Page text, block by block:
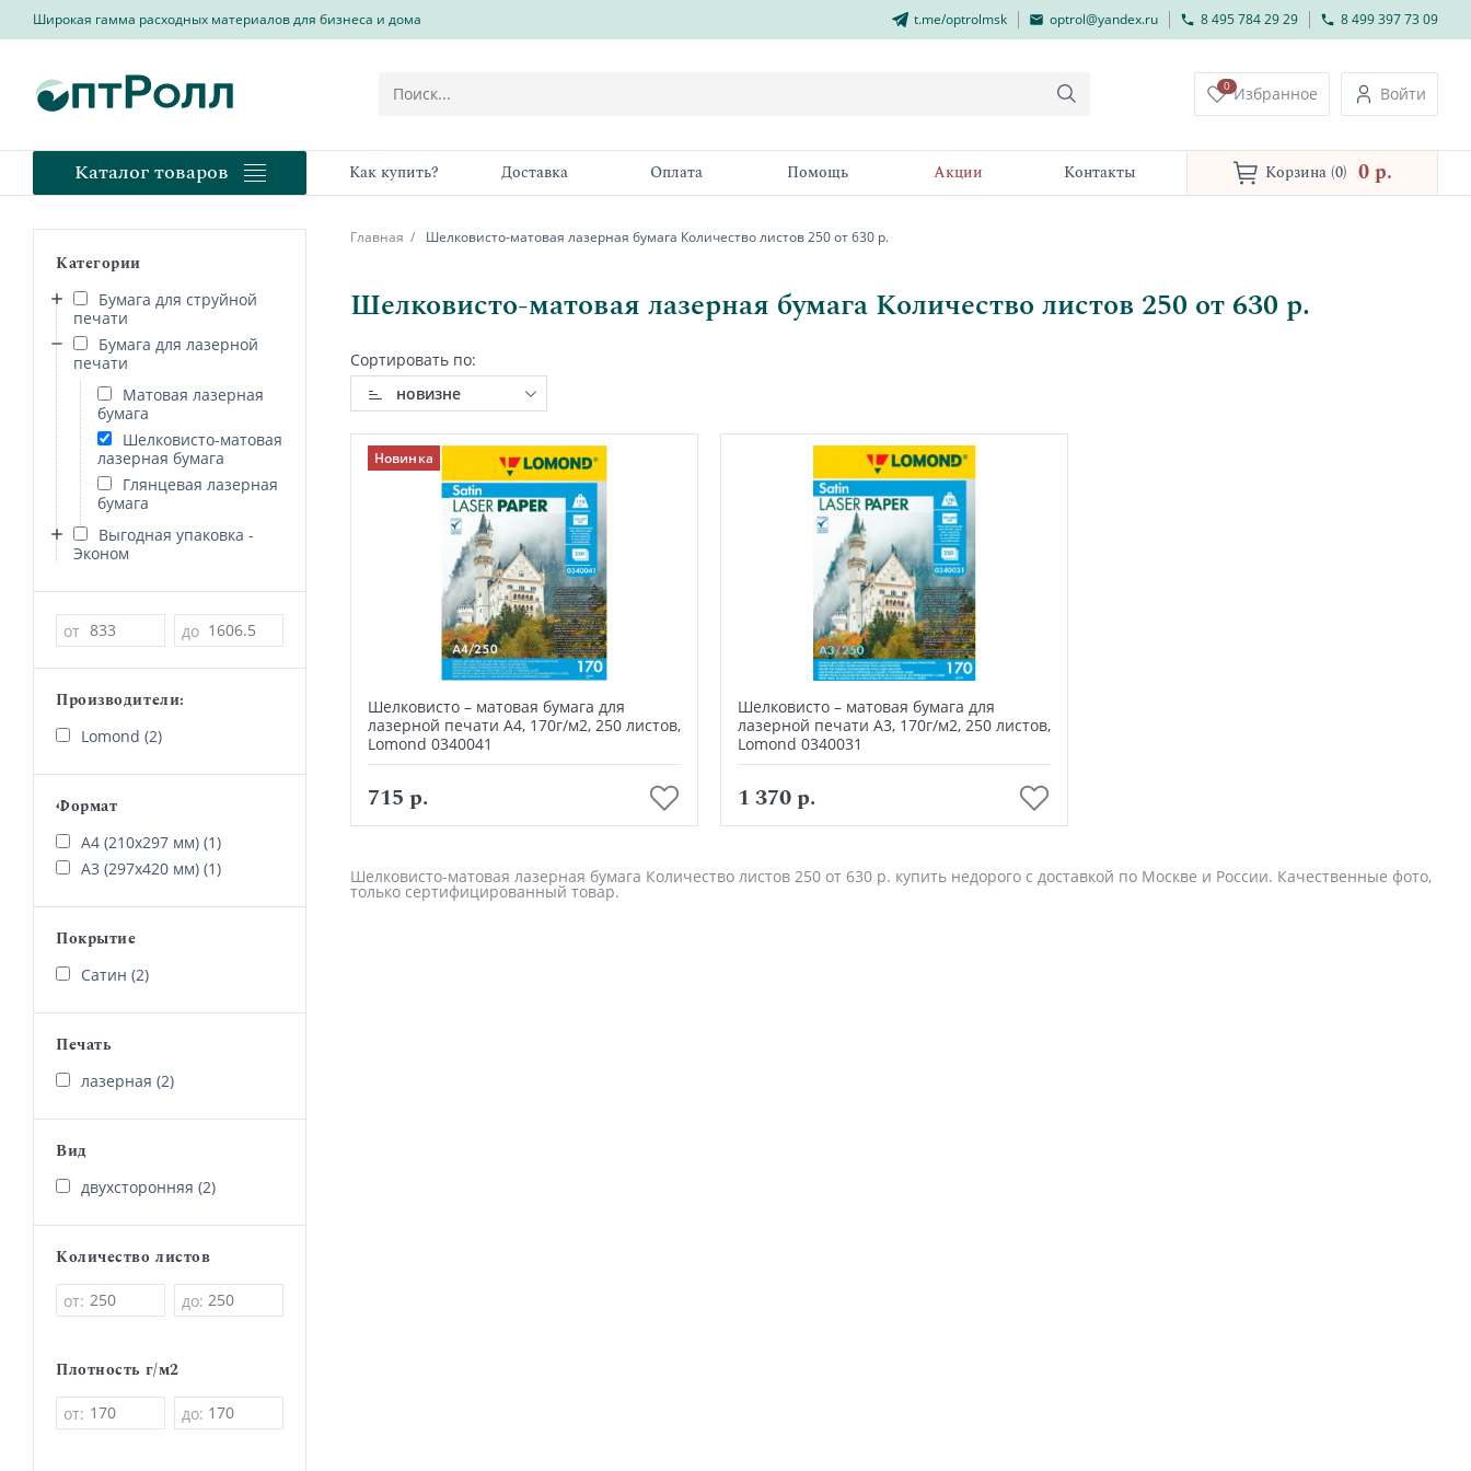
Широкая гамма расходных материалов для бизнеса и дома t.me/optrolmsk optrol@yandex.ru 8 495 784 29 29 8 499 397 73 09
0 Избранное Войти
Каталог товаров Как купить? Доставка Оплата Помощь Акции Контакты Корзина (0) 0 p.
Категории
Бумага для струйной
печати
Бумага для лазерной
печати
Матовая лазерная
бумага
Шелковисто-матовая
лазерная бумага
Глянцевая лазерная
бумага
Выгодная упаковка -
Эконом
Цена
от до
Производители:
Lomond (2)
Формат
А4 (210х297 мм) (1)
А3 (297х420 мм) (1)
Покрытие
Сатин (2)
Печать
лазерная (2)
Вид
двухсторонняя (2)
Количество листов
от: до:
Плотность г/м2
от: до:
Главная Шелковисто-матовая лазерная бумага Количество листов 250 от 630 р.
Шелковисто-матовая лазерная бумага Количество листов 250 от 630 р.
Сортировать по:
новизне
Новинка
Шелковисто – матовая бумага для
лазерной печати А4, 170г/м2, 250 листов,
Lomond 0340041
715 р.
Шелковисто – матовая бумага для
лазерной печати А3, 170г/м2, 250 листов,
Lomond 0340031
1 370 р.
Шелковисто-матовая лазерная бумага Количество листов 250 от 630 р. купить недорого с доставкой по Москве и России. Качественные фото,
только сертифицированный товар.